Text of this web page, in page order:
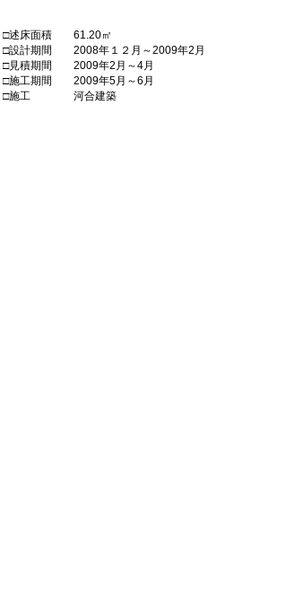
□述床面積 61.20㎡
□設計期間 2008年１２月～2009年2月
□見積期間 2009年2月～4月
□施工期間 2009年5月～6月
□施工 河合建築